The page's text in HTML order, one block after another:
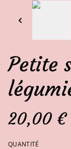
Petite
20,00 €
QUANTITÉ